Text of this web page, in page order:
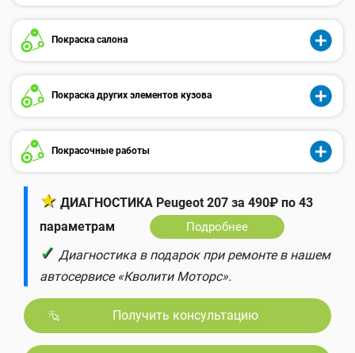
Покраска салона
Покраска других элементов кузова
Покрасочные работы
★ ДИАГНОСТИКА Peugeot 207 за 490₽ по 43
параметрам
Подробнее
✓ Диагностика в подарок при ремонте в нашем
автосервисе «Кволити Моторс».
Получить консультацию